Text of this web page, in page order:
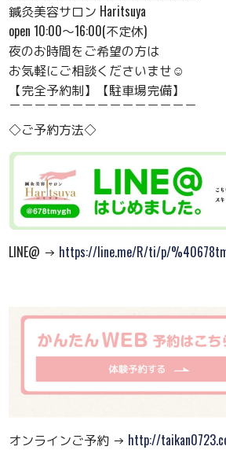
鍼灸美容サロン Haritsuya
open 10:00〜16:00(不定休)
夜のお時間をご希望の方は
お気軽にご相談くださいませ☺️
【完全予約制】【駐車場完備】
￣￣￣￣￣￣￣￣￣￣￣￣￣￣￣
◇ご予約方法◇
LINE@ → https://line.me/R/ti/p/
オンラインご予約 → http://